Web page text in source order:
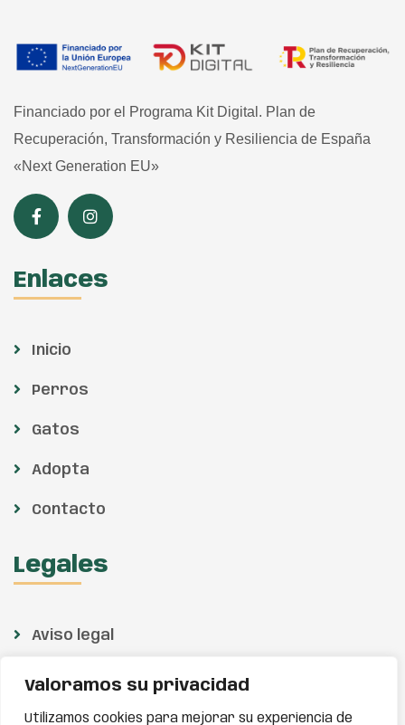
Valoramos su privacidad
Utilizamos cookies para mejorar su experiencia de
Financiado por el Programa Kit Digital. Plan de
Recuperación, Transformación y Resiliencia de España
«Next Generation EU»
Enlaces
Inicio
Perros
Gatos
Adopta
Contacto
Legales
Aviso legal
Política de privacidad
Política de cookies